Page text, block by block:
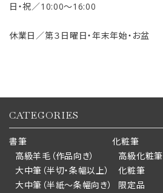
日・祝／10:00〜16:00
休業日／第３日曜日・年末年始・お盆
CATEGORIES
書筆
高級羊毛（作品向き）
大中筆（半切・条幅以上）
大中筆（半紙～条幅向き）
化粧筆
高級化粧筆
化粧筆
限定品